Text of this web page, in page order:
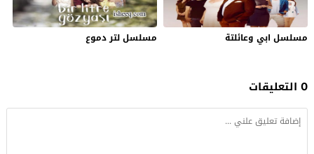
مسلسل ابي وعائلتة مسلسل لتر دموع
0 التعليقات